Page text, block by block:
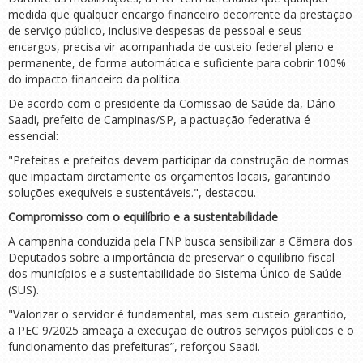
medida que qualquer encargo financeiro decorrente da prestação
de serviço público, inclusive despesas de pessoal e seus
encargos, precisa vir acompanhada de custeio federal pleno e
permanente, de forma automática e suficiente para cobrir 100%
do impacto financeiro da política.
De acordo com o presidente da Comissão de Saúde da, Dário
Saadi, prefeito de Campinas/SP, a pactuação federativa é
essencial:
"Prefeitas e prefeitos devem participar da construção de normas
que impactam diretamente os orçamentos locais, garantindo
soluções exequíveis e sustentáveis.", destacou.
Compromisso com o equilíbrio e a sustentabilidade
A campanha conduzida pela FNP busca sensibilizar a Câmara dos
Deputados sobre a importância de preservar o equilíbrio fiscal
dos municípios e a sustentabilidade do Sistema Único de Saúde
(SUS).
"Valorizar o servidor é fundamental, mas sem custeio garantido,
a PEC 9/2025 ameaça a execução de outros serviços públicos e o
funcionamento das prefeituras”, reforçou Saadi.